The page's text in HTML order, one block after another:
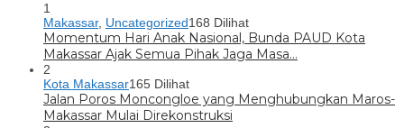
1
Makassar, Uncategorized168 Dilihat
Momentum Hari Anak Nasional, Bunda PAUD Kota
Makassar Ajak Semua Pihak Jaga Masa…
2
Kota Makassar165 Dilihat
Jalan Poros Moncongloe yang Menghubungkan Maros-
Makassar Mulai Direkonstruksi